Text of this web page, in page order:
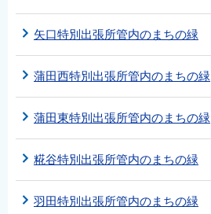
矢口特別出張所管内のまちの緑
蒲田西特別出張所管内のまちの緑
蒲田東特別出張所管内のまちの緑
糀谷特別出張所管内のまちの緑
羽田特別出張所管内のまちの緑